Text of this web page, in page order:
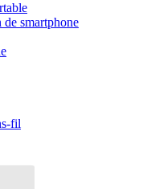
de smartphone
fil